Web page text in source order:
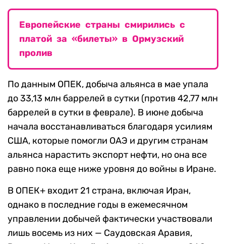
Европейские страны смирились с
платой за «билеты» в Ормузский
пролив
По данным ОПЕК, добыча альянса в мае упала
до 33,13 млн баррелей в сутки (против 42,77 млн
баррелей в сутки в феврале). В июне добыча
начала восстанавливаться благодаря усилиям
США, которые помогли ОАЭ и другим странам
альянса нарастить экспорт нефти, но она все
равно пока еще ниже уровня до войны в Иране.
В ОПЕК+ входит 21 страна, включая Иран,
однако в последние годы в ежемесячном
управлении добычей фактически участвовали
лишь восемь из них — Саудовская Аравия,